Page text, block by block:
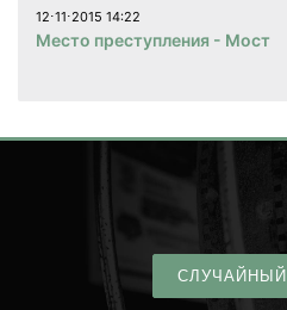
12⋅11⋅2015 14:22
Место преступления - Мост